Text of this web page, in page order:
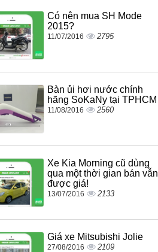
Có nên mua SH Mode
2015?
11/07/2016 2795
Bàn ủi hơi nước chính
hãng SoKaNy tại TPHCM
11/08/2016 2560
Xe Kia Morning cũ dùng
qua một thời gian bán vẫn
được giá!
13/07/2016 2133
Giá xe Mitsubishi Jolie
27/08/2016 2109